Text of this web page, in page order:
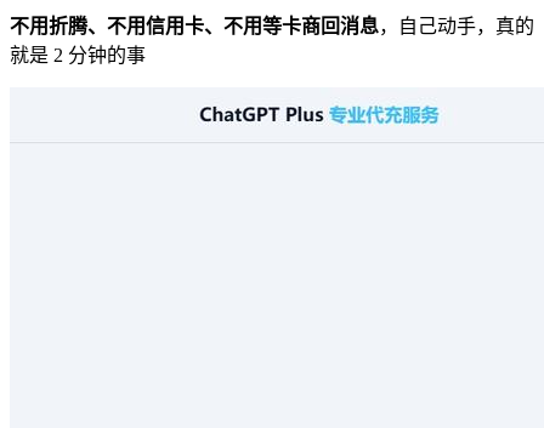
不用折腾、不用信用卡、不用等卡商回消息，自己动手，真的
就是 2 分钟的事